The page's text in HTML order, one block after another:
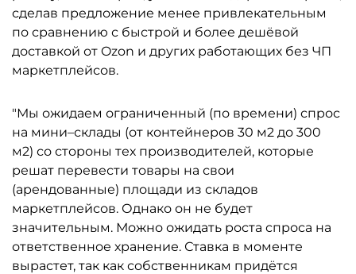
сделав предложение менее привлекательным
по сравнению с быстрой и более дешёвой
доставкой от Ozon и других работающих без ЧП
маркетплейсов.
"Мы ожидаем ограниченный (по времени) спрос
на мини–склады (от контейнеров 30 м2 до 300
м2) со стороны тех производителей, которые
решат перевести товары на свои
(арендованные) площади из складов
маркетплейсов. Однако он не будет
значительным. Можно ожидать роста спроса на
ответственное хранение. Ставка в моменте
вырастет, так как собственникам придётся